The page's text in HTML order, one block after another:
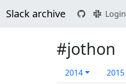
Slack archive
#jothon
2014 2015